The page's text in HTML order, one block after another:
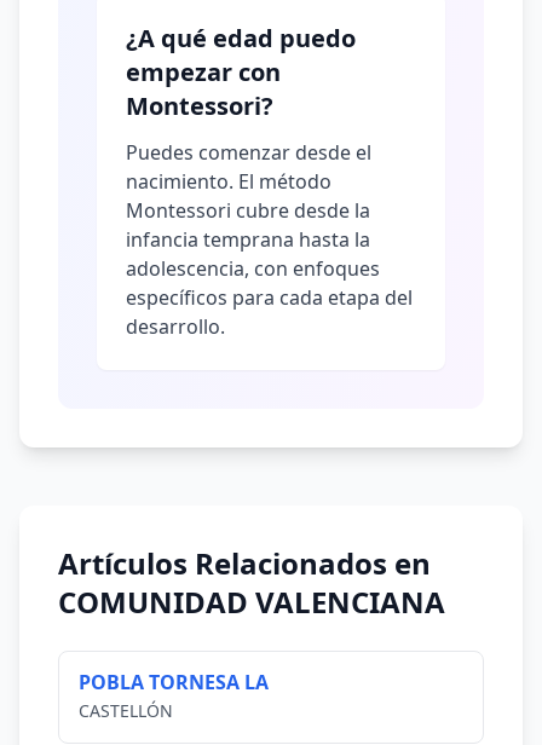
¿A qué edad puedo
empezar con
Montessori?
Puedes comenzar desde el
nacimiento. El método
Montessori cubre desde la
infancia temprana hasta la
adolescencia, con enfoques
específicos para cada etapa del
desarrollo.
Artículos Relacionados en
COMUNIDAD VALENCIANA
POBLA TORNESA LA
CASTELLÓN